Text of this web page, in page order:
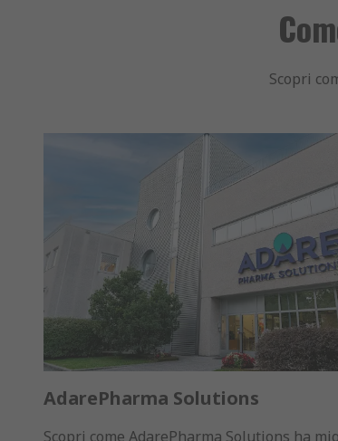
Scopri
AdarePharma Solutions
Scopri come AdarePharma Solutions ha